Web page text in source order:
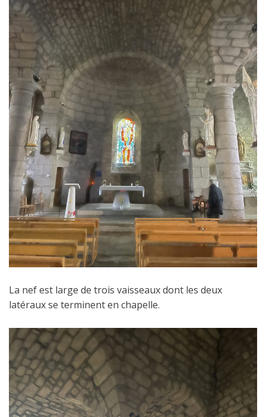
La nef est large de trois vaisseaux dont les deux
latéraux se terminent en chapelle.